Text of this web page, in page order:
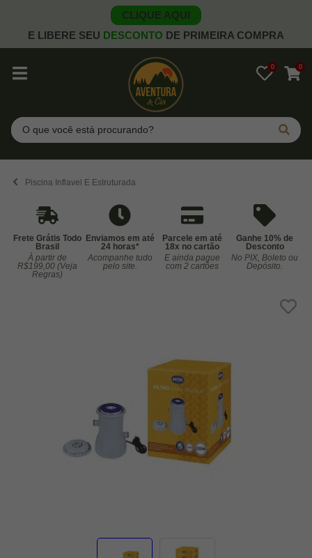
CLIQUE AQUI
E LIBERE SEU DESCONTO DE PRIMEIRA COMPRA
0 0
Pesquisar
Piscina Inflavel E Estruturada
Frete Grátis Todo
Brasil
À partir de
R$199,00 (Veja
Regras)
Enviamos em até
24 horas*
Acompanhe tudo
pelo site.
Parcele em até
18x no cartão
E ainda pague
com 2 cartões
Ganhe 10% de
Desconto
No PIX, Boleto ou
Depósito.